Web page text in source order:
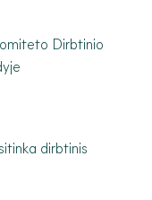
Dirbtinio
dirbtinis